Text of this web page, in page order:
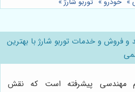
و فروش و خدمات توربو شارژ با بهترین
مهندسی پیشرفته است که نقش